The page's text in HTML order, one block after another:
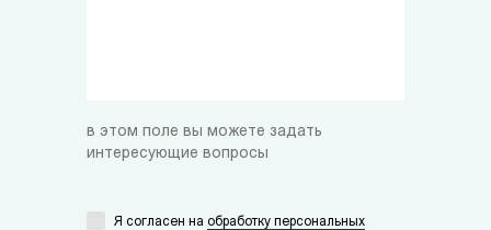
в этом поле вы можете задать
интересующие вопросы
Я согласен на обработку персональных